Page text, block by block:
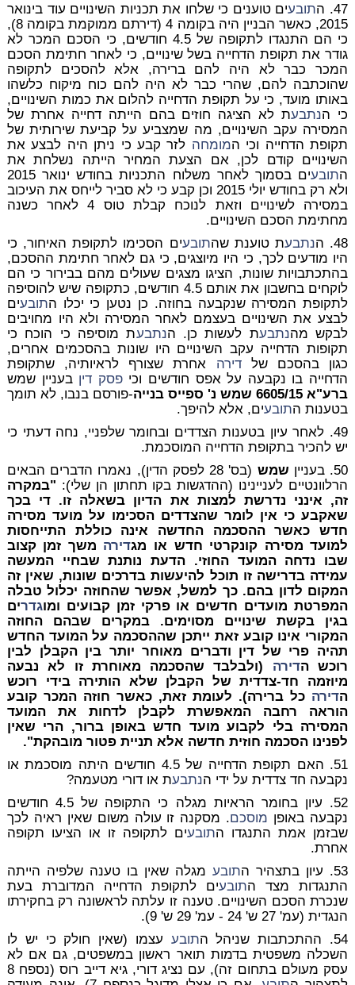
47. ה
תובעים טוענים כי שלחו את תכניות השינויים עוד בינואר
2015, כאשר הבניין היה בקומה 4 (דירתם ממוקמת בקומה 8),
כי הם התנגדו לתקופה של 4.5 חודשים, כי הסכם המכר לא
גודר את תקופת הדחייה בשל שינויים, כי לאחר חתימת הסכם
המכר כבר לא היה להם ברירה, אלא להסכים לתקופה
שהוכתבה להם, שהרי כבר לא היה להם כוח מיקוח כלשהו
באותו מועד, כי על תקופת הדחייה להלום את כמות השינויים,
כי הנתבעת לא הציגה חוזים בהם הייתה דחייה אחרת של
המסירה עקב השינויים, מה שמצביע על קביעת שירותית של
תקופת הדחייה וכי המומחה לזר קבע כי ניתן היה לבצע את
השינויים קודם לכן, אם הצעת המחיר הייתה נשלחת את
התובע
ים בסמוך לאחר משלוח התכניות בחודש ינואר 2015
ולא רק בחודש יולי 2015 וכן קבע כי לא סביר לייחס את העיכוב
במסירה לשינויים וזאת לנוכח קבלת טוס 4 לאחר כשנה
מחתימת הסכם השינויים.
48. ה
נתבעת טוענת שהתובעים הסכימו לתקופת האיחור, כי
היו מודעים לכך, כי היו מיוצגים, כי גם לאחר חתימת ההסכם,
בהתכתבויות שונות, הציגו מצגים שעולים מהם בבירור כי הם
לוקחים בחשבון את אותם 4.5 חודשים, כתקופה שיש להוסיפה
לתקופת המסירה שנקבעה בחוזה. כן נטען כי יכלו התובעים
לבצע את השינויים בעצמם לאחר המסירה ולא היו מחויבים
לבקש מהנתבעת לעשות כן. הנתבעת מוסיפה כי הוכח כי
תקופות הדחייה עקב השינויים היו שונות בהסכמים אחרים,
כגון בהסכם שלדירה אחרת שצורף לראיותיה, שתקופת
הדחייה בו נקבעה על אפס חודשים וכיפסק דין בעניין שמש
ברע"א 6605/15 שמש נ' ספייס בנייה
-פורסם בנבו, לא תומך
בטענות התובעים, אלא להיפך.
49. לאחר עיון בטענות הצדדים ובחומר שלפניי, נחה דעתי כי
יש להכיר בתקופת הדחייה המוסכמת.
50. בעניין
שמש
(בס' 28 לפסק הדין), נאמרו הדברים הבאים
הרלוונטיים לעניינינו (ההדגשות בקו תחתון הן שלי): "במקרה
זה, אינני נדרשת למצות את הדיון בשאלה זו. די בכך
שאקבע כי אין לומר שהצדדים הסכימו על מועד מסירה
חדש כאשר ההסכמה החדשה אינה כוללת התייחסות
למועד מסירה קונקרטי חדש או מגדירה משך זמן קצוב
שבו נדחה המועד החוזי. הדעת נותנת שבחיי המעשה
עמידה בדרישה זו תוכל להיעשות בדרכים שונות, שאין זה
המקום לדון בהם. כך למשל, אפשר שהחוזה יכלול טבלה
המפרטת מועדים חדשים או פרקי זמן קבועים ומוגדרים
בגין בקשת שינויים מסוימים.במקרים שבהם החוזה
המקורי אינו קובע זאת ייתכן שההסכמה על המועד החדש
תהיה פרי של דין ודברים מאוחר יותר בין הקבלן לבין
רוכש הדירה (ולבלבד שהסכמה מאוחרת זו לא נבעה
מיוזמה חד-צדדית של הקבלן שלא הותירה בידי רוכש
הדירה כל ברירה). לעומת זאת, כאשר חוזה המכר קובע
הוראה רחבה המאפשרת לקבלן לדחות את המועד
המסירה בלי לקבוע מועד חדש באופן ברור, הרי שאין
לפנינו הסכמה חוזית חדשה אלא תניית פטור מובהקת".
51. האם תקופת הדחייה של 4.5 חודשים היתה מוסכמת או
נקבעה חד צדדית על ידי הנתבעת או דורי מטעמה?
52. עיון בחומר הראיות מגלה כי התקופה של 4.5 חודשים
נקבעה באופן מוסכם. מסקנה זו עולה משום שאין ראיה לכך
שבזמן אמת התנגדו התובעים לתקופה זו או הציעו תקופה
אחרת.
53. עיון בתצהיר ה
תובעמגלה שאין בו טענה שלפיה הייתה
התנגדות מצד התובעים לתקופת הדחייה המדוברת בעת
שנכרת הסכם השינויים. טענה זו עלתה לראשונה רק בחקירתו
הנגדית (עמ' 27 ש' 24 - עמ' 29 ש' 9).
54. ההתכתבות שניהל ה
תובע עצמו (שאין חולק כי יש לו
השכלה משפטית בדמות תואר ראשון במשפטים, גם אם לא
עסק מעולם בתחום זה), עם נציג דורי, גיא דייב רוס (נספח 8